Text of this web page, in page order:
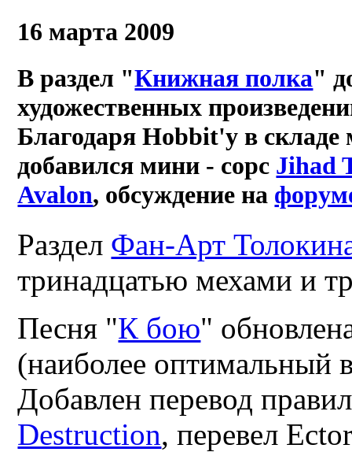
16 марта 2009
В раздел "Книжная полка"
художественных
Благодаря Hobbit'у в
добавился мини - сорс Jihad
Avalon, обсуждение на
Раздел Фан-Арт
тринадцатью мехами и
Песня "К бою"
(наиболее оптимальный
Добавлен перевод
Destruction, перевел